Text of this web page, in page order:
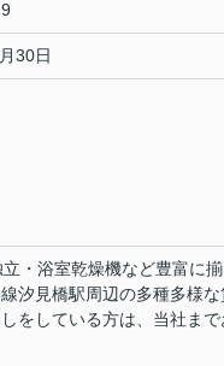
30日
・浴室乾燥機など豊富に揃
汐見橋駅周辺の多種多様な
をしている方は、当社まで